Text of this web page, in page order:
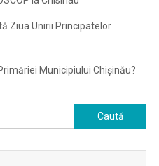
Ziua Unirii Principatelor
Municipiului Chișinău?
Caută
după: